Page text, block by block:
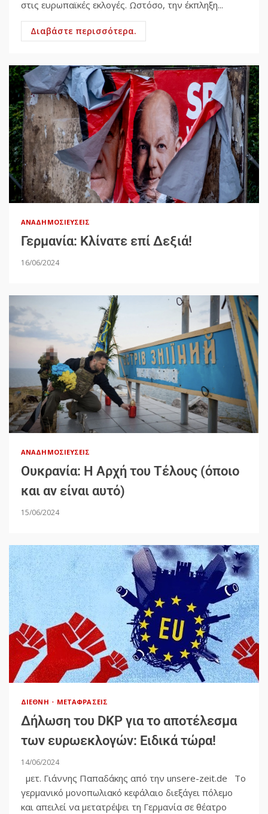
στις ευρωπαϊκές εκλογές. Ωστόσο, την έκπληξη...
Διαβάστε περισσότερα.
ΑΝΑΔΗΜΟΣΙΕΎΣΕΙΣ
Γερμανία: Κλίνατε επί Δεξιά!
16/06/2024
ΑΝΑΔΗΜΟΣΙΕΎΣΕΙΣ
Ουκρανία: Η Αρχή του Τέλους (όποιο
και αν είναι αυτό)
15/06/2024
ΔΙΕΘΝΉ ΜΕΤΑΦΡΆΣΕΙΣ
Δήλωση του DKP για το αποτέλεσμα
των ευρωεκλογών: Ειδικά τώρα!
14/06/2024
μετ. Γιάννης Παπαδάκης από την unsere-zeit.de Το
γερμανικό μονοπωλιακό κεφάλαιο διεξάγει πόλεμο
και απειλεί να μετατρέψει τη Γερμανία σε θέατρο